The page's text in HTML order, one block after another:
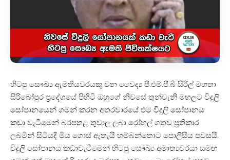
හිටපු සෞඛ්‍ය ඇමතියවරයකු වන වෛද්‍ය පී.එම්.පී.බී සිරිල් මහතා
සිරිබෝපුර ප්‍රදේශයේ පිහිටි ඔහුගේ නිවසේ තුන්වැනි මහලට විදුලි
සෝපානයෙන් ගමන් කරන අතරවාරයේ එම විදුලි සෝපානය
කඩා වැටීමෙන් බරපතළ තුවාල ලබා රෝහල් ගතව ප්‍රතිකාර
ලබමින් සිටියදී මිය ගොස් ඇතැයි හම්බන්තොට පොලීසිය පවසයි.
විදුලි සෝපානය කඩාවැටීමෙන් හිටපු සෞඛ්‍ය අමාත්‍යවරයා සමඟ